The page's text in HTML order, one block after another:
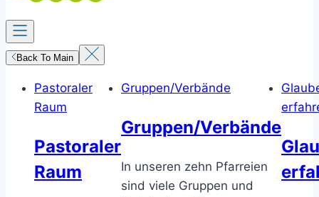
Back To Main
Pastoraler
Raum
Pastoraler
Raum
Gruppen/Verbände
Gruppen/Verbände
In unseren zehn Pfarreien
sind viele Gruppen und